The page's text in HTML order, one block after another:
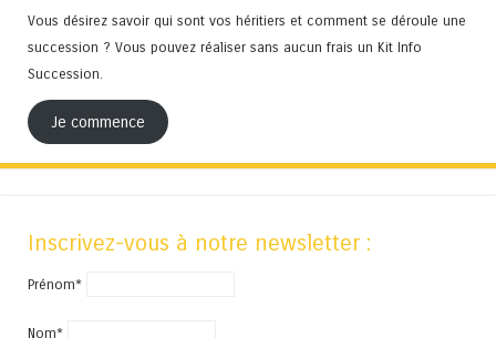
Vous désirez savoir qui sont vos héritiers et comment se déroule une
succession ? Vous pouvez réaliser sans aucun frais un Kit Info
Succession.
Je commence
Inscrivez-vous à notre newsletter :
Prénom*
Nom*